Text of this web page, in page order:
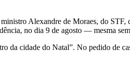
Alexandre de Moraes, do
no dia 9 de agosto — mesma
da cidade do Natal”. No pedido de